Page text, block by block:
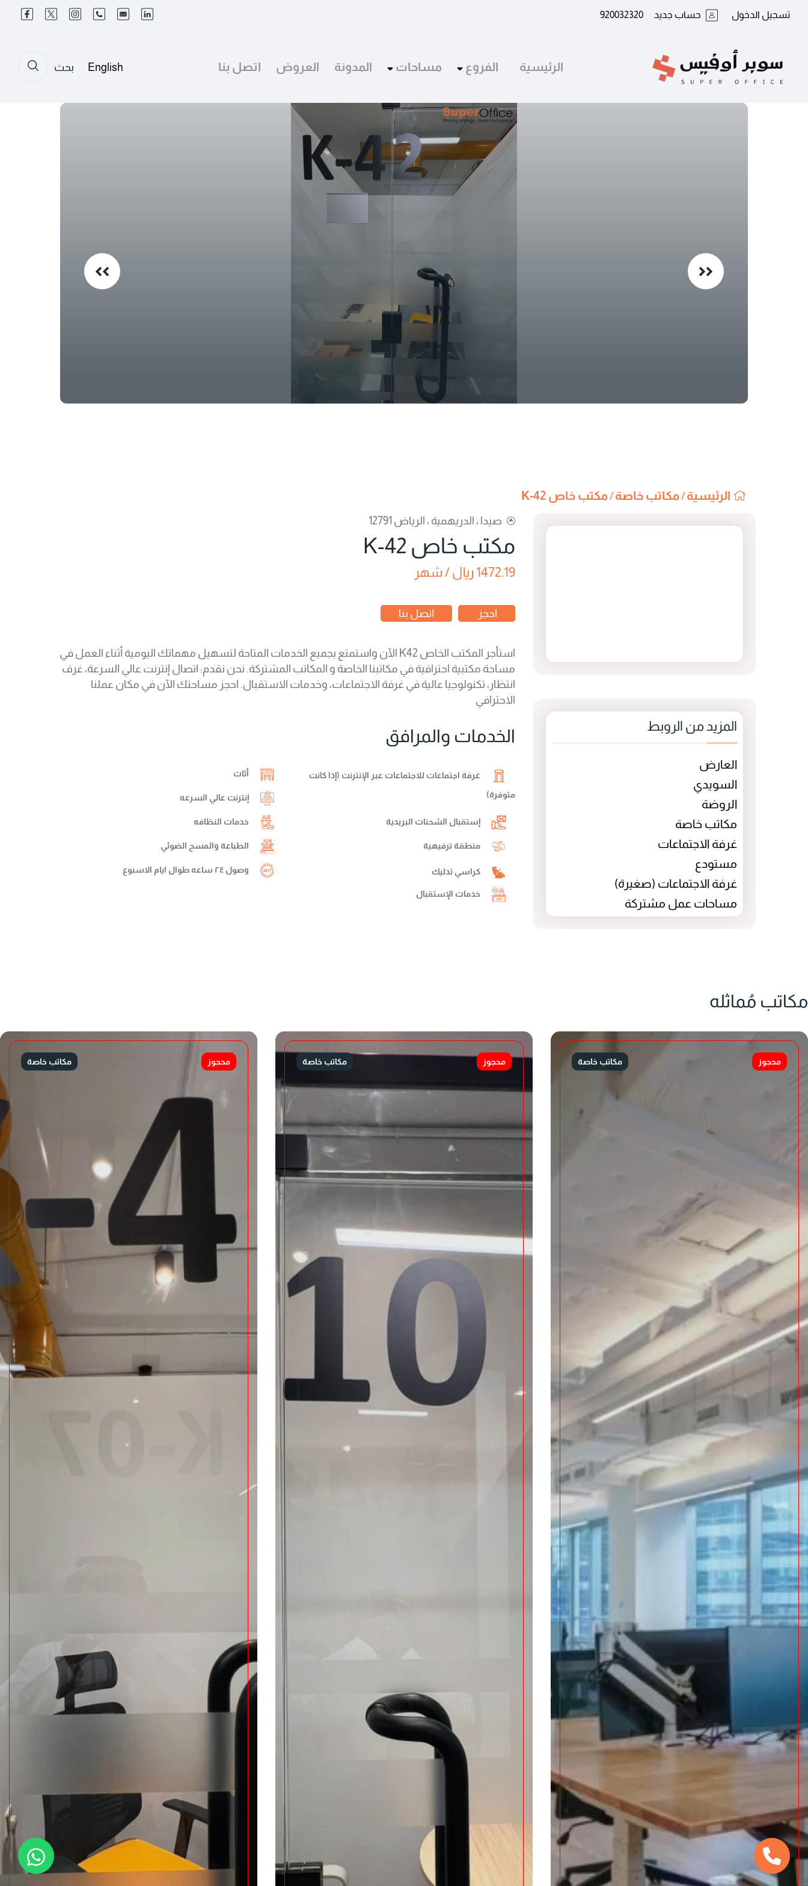
920032320 حساب جديد تسجيل الدخول
الرئيسية الفروع مساحات المدونة العروض اتصل بنا English بحث
الرئيسية /مكاتب خاصة /مكتب خاص K-42
المزيد من الروبط
العارض
السويدي
الروضة
مكاتب خاصة
غرفة الاجتماعات
مستودع
غرفة الاجتماعات (صغيرة)
مساحات عمل مشتركة
صيدا ، الدريهمية ، الرياض 12791
مكتب خاص K-42
1472.19 ريال / شهر
احجز اتصل بنا
استأجر المكتب الخاص K42 الآن واستمتع بجميع الخدمات المتاحة لتسهيل مهماتك اليومية أثناء العمل في
مساحة مكتبية احترافية في مكاتبنا الخاصة و المكاتب المشتركة. نحن نقدم: اتصال إنترنت عالي السرعة، غرف
انتظار، تكنولوجيا عالية في غرفة الاجتماعات، وخدمات الاستقبال. احجز مساحتك الآن في مكان عملنا
الاحترافي
الخدمات والمرافق
غرفة اجتماعات للاجتماعات عبر الإنترنت (إذا كانت
متوفرة)
أثاث
إنترنت عالي السرعه
إستقبال الشحنات البريدية خدمات النظافه
منطقة ترفيهية الطباعة والمسح الضوئي
كراسي تدليك وصول ٢٤ ساعه طوال ايام الاسبوع
خدمات الإستقبال
مكاتب مُماثله
مكاتب خاصة محجوز مكاتب خاصة محجوز مكاتب خاصة محجوز